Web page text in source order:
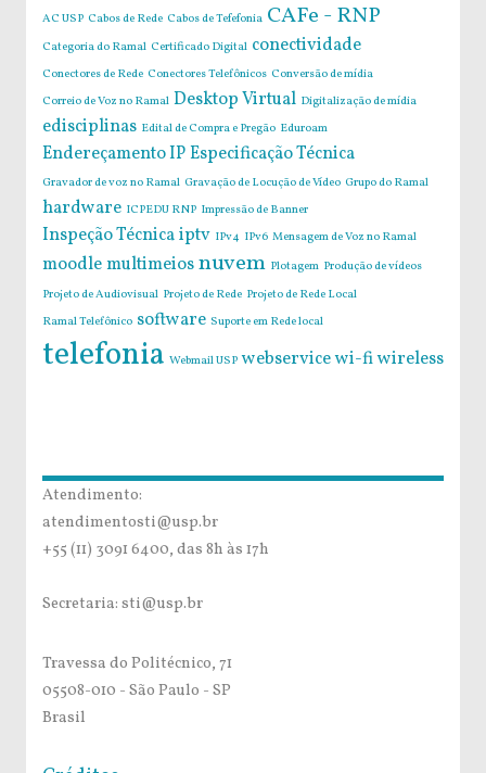
AC USP Cabos de Rede Cabos de Tefefonia CAFe - RNP
Categoria do Ramal Certificado Digital conectividade
Conectores de Rede Conectores Telefônicos Conversão de mídia
Correio de Voz no Ramal Desktop Virtual Digitalização de mídia
edisciplinas Edital de Compra e Pregão Eduroam
Endereçamento IPEspecificação Técnica
Gravador de voz no Ramal Gravação de Locução de Vídeo Grupo do Ramal
hardware ICPEDU RNP Impressão de Banner
Inspeção Técnicaiptv IPv4 IPv6 Mensagem de Voz no Ramal
moodlemultimeiosnuvem Plotagem Produção de vídeos
Projeto de Audiovisual Projeto de Rede Projeto de Rede Local
Ramal Telefônico software Suporte em Rede local
telefonia Webmail USP webservicewi-fiwireless
Atendimento:
atendimentosti@usp.br
+55 (11) 3091 6400, das 8h às 17h
Secretaria: sti@usp.br
Travessa do Politécnico, 71
05508-010 - São Paulo - SP
Brasil